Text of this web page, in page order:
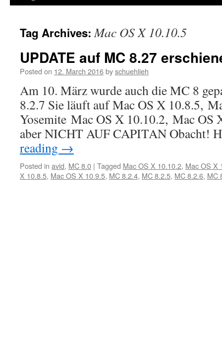
Tag Archives:Mac OS X 10.10.5
UPDATE auf MC 8.27
Posted on 12. March 2016byschuehlieh
Am 10. März wurde auch die MC 8
8.2.7 Sie läuft auf Mac OS X 10.8.5,
Yosemite Mac OS X 10.10.2, Mac OS
aber NICHT AUF CAPITAN Obacht!
reading →
Posted in avid, MC 8.0 | Tagged Mac OS X 10.10.2, Mac OS X
X 10.8.5, Mac OS X 10.9.5, MC 8.2.4, MC 8.2.5, MC 8.2.6, MC